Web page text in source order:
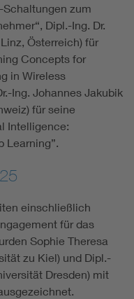
zum
Dipl.-Ing. Dr.
Österreich) für
Concepts for
in Wireless
Ing. Johannes Jakubik
für seine
Intelligence:
Learning”.
einschließlich
für das
Sophie Theresa
zu Kiel) und Dipl.-
Dresden) mit